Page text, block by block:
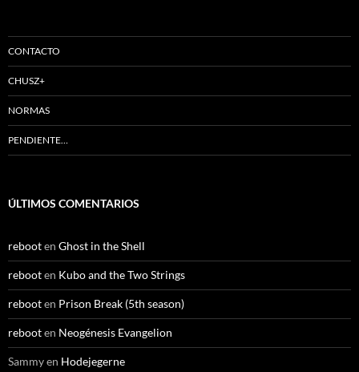
CONTACTO
CHUSZ+
NORMAS
PENDIENTE…
ÚLTIMOS COMENTARIOS
rebooten Ghost in the Shell
rebooten Kubo and the Two Strings
rebooten Prison Break (5th season)
rebooten Neogénesis Evangelion
Sammyen Hodejegerne